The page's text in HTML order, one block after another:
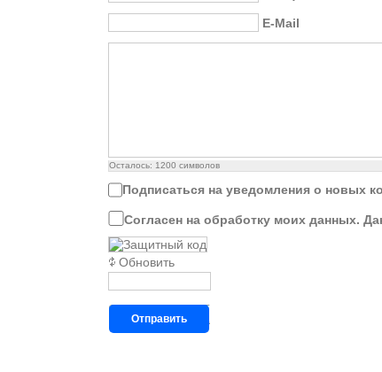
E-Mail
Осталось: 1200 символов
Подписаться на уведомления о новых
Согласен на обработку моих данных.
Обновить
Отправить